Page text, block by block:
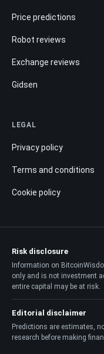
Price predictions
Robot reviews
Exchange reviews
Gidsen
LEGAL
Privacy policy
Terms and conditions
Cookie policy
Risk disclosure
Information on
only and is not investment
entire capital may be at risk.
Editorial disclaimer
Predictions are estimates,
research before making